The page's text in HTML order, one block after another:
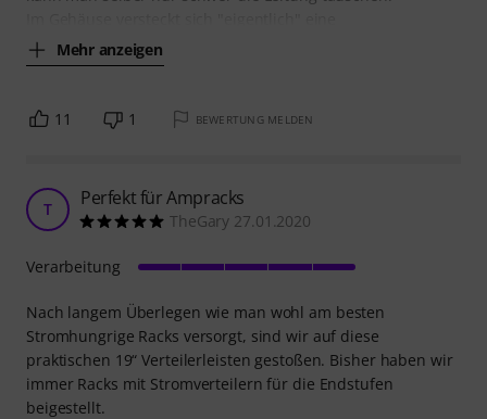
Mehr anzeigen
11 1 BEWERTUNG MELDEN
T Perfekt für Ampracks
TheGary 27.01.2020
Nach langem Überlegen wie man wohl am besten
Stromhungrige Racks versorgt, sind wir auf diese
praktischen 19“ Verteilerleisten gestoßen. Bisher haben wir
immer Racks mit Stromverteilern für die Endstufen
beigestellt.
Verarbeitung